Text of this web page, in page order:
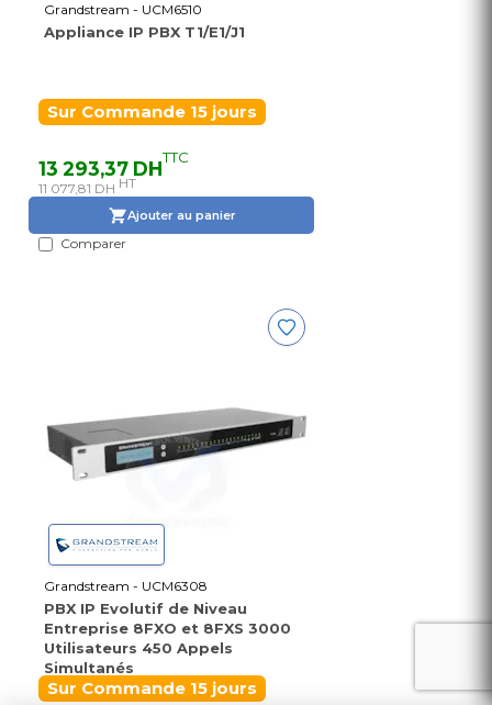
Grandstream - UCM6510
Appliance IP PBX T1/E1/J1
Sur Commande 15 jours
13 293,37 DHTTC
11 077,81 DH HT
Ajouter au panier
Comparer
Grandstream - UCM6308
PBX IP Evolutif de Niveau
Entreprise 8FXO et 8FXS 3000
Utilisateurs 450 Appels
Simultanés
Sur Commande 15 jours